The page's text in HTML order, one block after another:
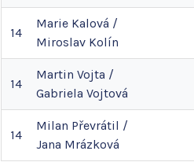
14
Marie Kalová /
Miroslav Kolín
14
Martin Vojta /
Gabriela Vojtová
14
Milan Převrátil /
Jana Mrázková